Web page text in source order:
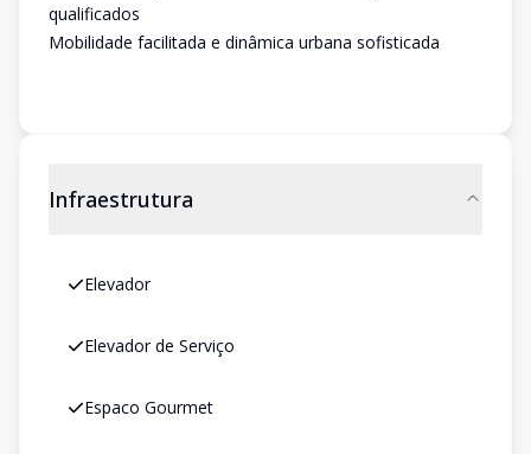
qualificados
Mobilidade facilitada e dinâmica urbana sofisticada
Infraestrutura
Elevador
Elevador de Serviço
Espaco Gourmet